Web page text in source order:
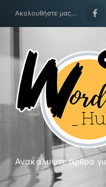
Ακολουθήστε μας...
Ανακάλυψτε άρθρα